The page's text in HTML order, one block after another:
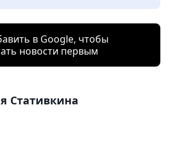
в Google, чтобы
новости первым
Стативкина